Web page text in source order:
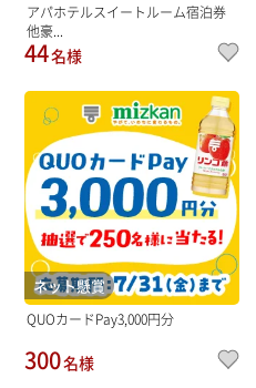
アパホテルスイートルーム宿泊券
他豪...
44名様
ネット懸賞
QUOカードPay3,000円分
300名様